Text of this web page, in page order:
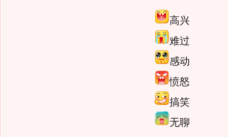
高兴
难过
感动
愤怒
搞笑
无聊